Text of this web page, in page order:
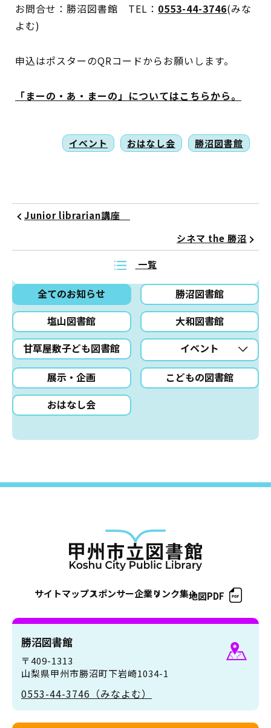
全てのお知らせ
勝沼図書館
塩山図書館
大和図書館
甘草屋敷子ども図書館
イベント
展示・企画
こどもの図書館
おはなし会
お問合せ：勝沼図書館 TEL： 0553-44-3746(みな
よむ)
申込はポスターのQRコードからお願いします。
「まーの・あ・まーの」についてはこちらから。
イベント おはなし会 勝沼図書館
Junior librarian講座
シネマ the 勝沼
一覧
サイトマップスポンサー企業リンク集地図PDF
勝沼図書館
〒409-1313
山梨県甲州市勝沼町下岩崎1034-1
0553-44-3746（みなよむ）
キャラクター